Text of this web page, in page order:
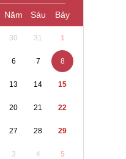
Năm Sáu Bảy
30 31 1
6 7 8
13 14 15
20 21 22
27 28 29
3 4 5